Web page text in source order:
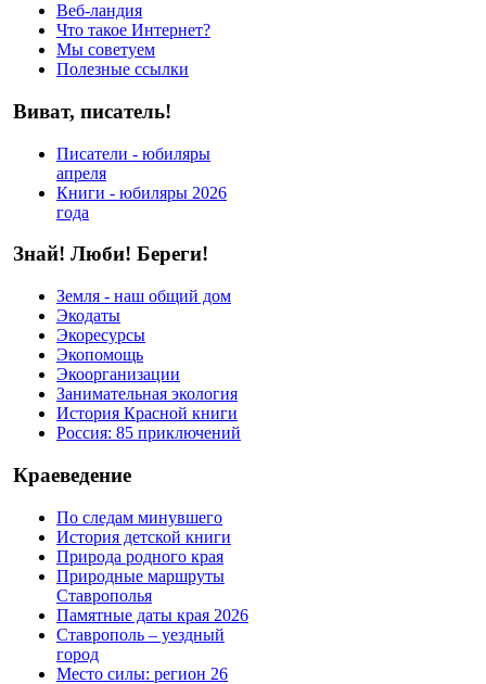
Веб-ландия
Что такое Интернет?
Мы советуем
Полезные ссылки
Виват, писатель!
Писатели - юбиляры
апреля
Книги - юбиляры 2026
года
Знай! Люби! Береги!
Земля - наш общий дом
Экодаты
Экоресурсы
Экопомощь
Экоорганизации
Занимательная экология
История Красной книги
Россия: 85 приключений
Краеведение
По следам минувшего
История детской книги
Природа родного края
Природные маршруты
Ставрополья
Памятные даты края 2026
Ставрополь – уездный
город
Место силы: регион 26